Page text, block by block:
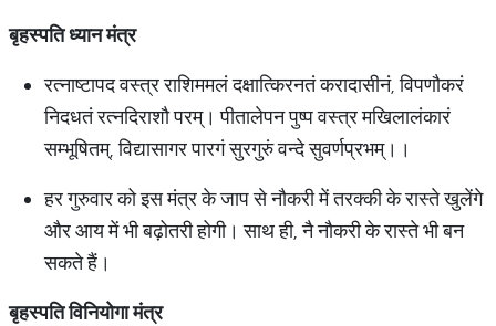
बृहस्पति ध्यान मंत्र
रत्नाष्टापद वस्त्र राशिममलं दक्षात्किरनतं करादासीनं, विपणौकरं
निदधतं रत्नदिराशौ परम्। पीतालेपन पुष्प वस्त्र मखिलालंकारं
सम्भूषितम्, विद्यासागर पारगं सुरगुरुं वन्दे सुवर्णप्रभम्।।
हर गुरुवार को इस मंत्र के जाप से नौकरी में तरक्की के रास्ते खुलेंगे
और आय में भी बढ़ोतरी होगी। साथ ही, नै नौकरी के रास्ते भी बन
सकते हैं।
बृहस्पति विनियोगा मंत्र